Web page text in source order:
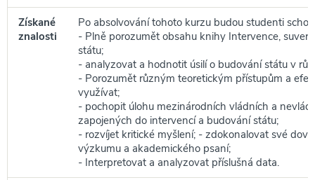
Získané
znalosti
Po absolvování tohoto kurzu budou studenti
- Plně porozumět obsahu knihy Intervence,
státu;
- analyzovat a hodnotit úsilí o budování státu v
- Porozumět různým teoretickým přístupům a
využívat;
- pochopit úlohu mezinárodních vládních a
zapojených do intervencí a budování státu;
- rozvíjet kritické myšlení; - zdokonalovat své
výzkumu a akademického psaní;
- Interpretovat a analyzovat příslušná data.